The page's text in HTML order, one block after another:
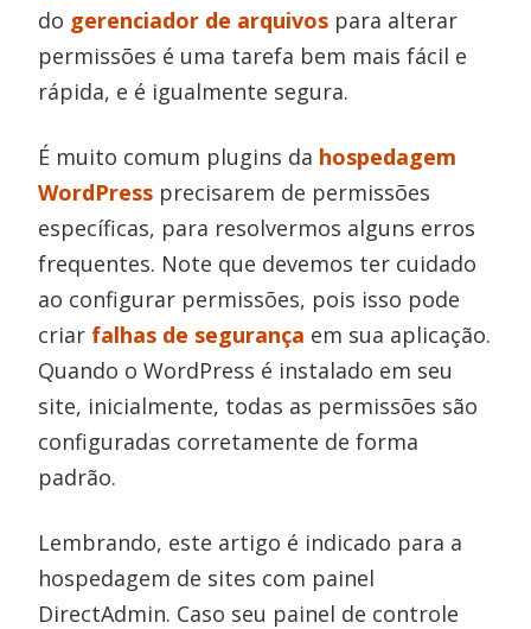
do gerenciador de arquivos para alterar
permissões é uma tarefa bem mais fácil e
rápida, e é igualmente segura.
É muito comum plugins da hospedagem
WordPress precisarem de permissões
específicas, para resolvermos alguns erros
frequentes. Note que devemos ter cuidado
ao configurar permissões, pois isso pode
criar falhas de segurança em sua aplicação.
Quando o WordPress é instalado em seu
site, inicialmente, todas as permissões são
configuradas corretamente de forma
padrão.
Lembrando, este artigo é indicado para a
hospedagem de sites com painel
DirectAdmin. Caso seu painel de controle